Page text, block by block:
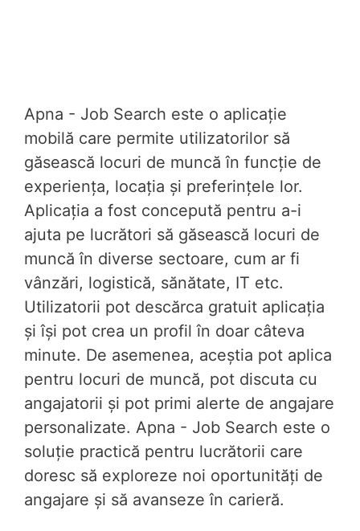
Apna - Job Search este o aplicație
mobilă care permite utilizatorilor să
găsească locuri de muncă în funcție de
experiența, locația și preferințele lor.
Aplicația a fost concepută pentru a-i
ajuta pe lucrători să găsească locuri de
muncă în diverse sectoare, cum ar fi
vânzări, logistică, sănătate, IT etc.
Utilizatorii pot descărca gratuit aplicația
și își pot crea un profil în doar câteva
minute. De asemenea, aceștia pot aplica
pentru locuri de muncă, pot discuta cu
angajatorii și pot primi alerte de angajare
personalizate. Apna - Job Search este o
soluție practică pentru lucrătorii care
doresc să exploreze noi oportunități de
angajare și să avanseze în carieră.